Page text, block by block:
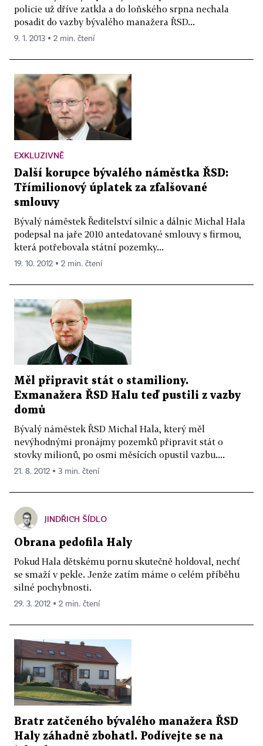
policie už dříve zatkla a do loňského srpna nechala
posadit do vazby bývalého manažera ŘSD...
9. 1. 2013 ▪ 2 min. čtení
EXKLUZIVNĚ
Další korupce bývalého náměstka ŘSD:
Třímilionový úplatek za zfalšované
smlouvy
Bývalý náměstek Ředitelství silnic a dálnic Michal Hala
podepsal na jaře 2010 antedatované smlouvy s firmou,
která potřebovala státní pozemky...
19. 10. 2012 ▪ 2 min. čtení
Měl připravit stát o stamiliony.
Exmanažera ŘSD Halu teď pustili z vazby
domů
Bývalý náměstek ŘSD Michal Hala, který měl
nevýhodnými pronájmy pozemků připravit stát o
stovky milionů, po osmi měsících opustil vazbu....
21. 8. 2012 ▪ 3 min. čtení
JINDŘICH ŠÍDLO
Obrana pedofila Haly
Pokud Hala dětskému pornu skutečně holdoval, nechť
se smaží v pekle. Jenže zatím máme o celém příběhu
silné pochybnosti.
29. 3. 2012 ▪ 2 min. čtení
Bratr zatčeného bývalého manažera ŘSD
Haly záhadně zbohatl. Podívejte se na